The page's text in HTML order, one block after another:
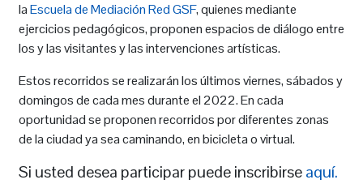
laEscuela de Mediación Red GSF, quienes mediante
ejercicios pedagógicos, proponen espacios de diálogo entre
los y las visitantes y las intervenciones artísticas.
Estos recorridos se realizarán los últimos viernes, sábados y
domingos de cada mes durante el 2022. En cada
oportunidad se proponen recorridos por diferentes zonas
de la ciudad ya sea caminando, en bicicleta o virtual.
Si usted desea participar puede inscribirseaquí.